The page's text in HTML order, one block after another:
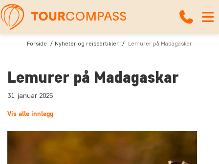
Forside Nyheter og reiseartikler Lemurer på Madagaskar
Lemurer på Madagaskar
31. januar 2025
Vis alle innlegg